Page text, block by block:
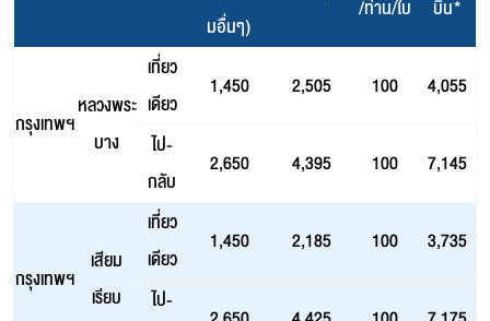
มอื่นๆ)
/ท่าน/ใบ
บิน*
กรุงเทพฯ
หลวงพระ
บาง
เที่ยว
เดียว
1,450 2,505 100
4,055
ไป-
กลับ
2,650 4,395 100 7,145
กรุงเทพฯ
เสียม
เรียบ
เที่ยว
เดียว
1,450 2,185 100
3,735
ไป-